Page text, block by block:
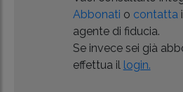
Abbonati o contatta
agente di fiducia.
Se invece sei già
effettua il login.